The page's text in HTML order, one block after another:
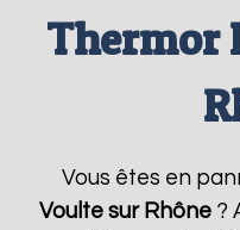
Thermor
Vous êtes en
Voulte sur Rhône?